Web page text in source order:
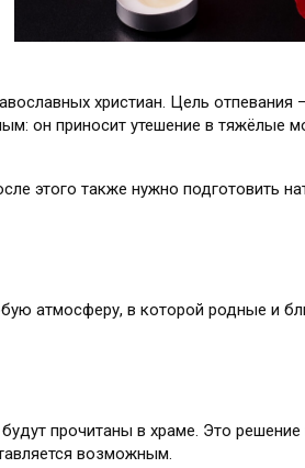
христиан. Цель отпевания
он приносит утешение в тяжёлые
этого также нужно подготовить
атмосферу, в которой родные и
прочитаны в храме. Это решение
возможным.